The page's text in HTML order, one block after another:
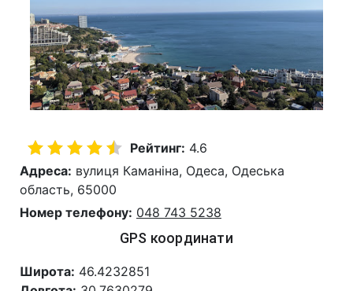
Рейтинг: 4.6
Адреса: вулиця Каманіна, Одеса, Одеська
область, 65000
Номер телефону: 048 743 5238
GPS координати
Широта: 46.4232851